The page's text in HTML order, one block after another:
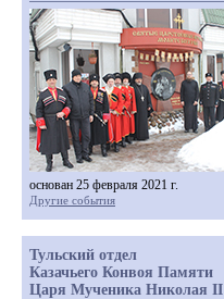
основан 25 февраля 2021 г.
Другие события
Тульский отдел
Казачьего Конвоя Памяти
Царя Мученика Николая II